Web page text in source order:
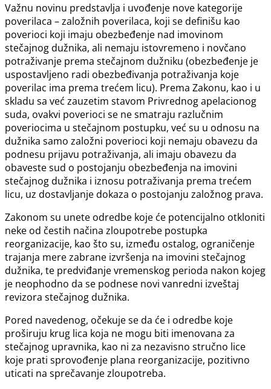
Važnu novinu predstavlja i uvođenje nove kategorije
poverilaca – založnih poverilaca, koji se definišu kao
poverioci koji imaju obezbeđenje nad imovinom
stečajnog dužnika, ali nemaju istovremeno i novčano
potraživanje prema stečajnom dužniku (obezbeđenje je
uspostavljeno radi obezbeđivanja potraživanja koje
poverilac ima prema trećem licu). Prema Zakonu, kao i u
skladu sa već zauzetim stavom Privrednog apelacionog
suda, ovakvi poverioci se ne smatraju razlučnim
poveriocima u stečajnom postupku, već su u odnosu na
dužnika samo založni poverioci koji nemaju obavezu da
podnesu prijavu potraživanja, ali imaju obavezu da
obaveste sud o postojanju obezbeđenja na imovini
stečajnog dužnika i iznosu potraživanja prema trećem
licu, uz dostavljanje dokaza o postojanju založnog prava.
Zakonom su unete odredbe koje će potencijalno otkloniti
neke od čestih načina zloupotrebe postupka
reorganizacije, kao što su, između ostalog, ograničenje
trajanja mere zabrane izvršenja na imovini stečajnog
dužnika, te predviđanje vremenskog perioda nakon kojeg
je neophodno da se podnese novi vanredni izveštaj
revizora stečajnog dužnika.
Pored navedenog, očekuje se da će i odredbe koje
proširuju krug lica koja ne mogu biti imenovana za
stečajnog upravnika, kao ni za nezavisno stručno lice
koje prati sprovođenje plana reorganizacije, pozitivno
uticati na sprečavanje zloupotreba.